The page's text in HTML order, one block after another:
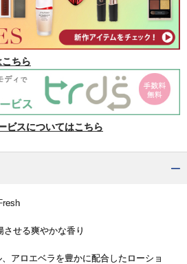
ちら
ビスについてはこちら
せる爽やかな香り
アロエベラを豊かに配合したローショ